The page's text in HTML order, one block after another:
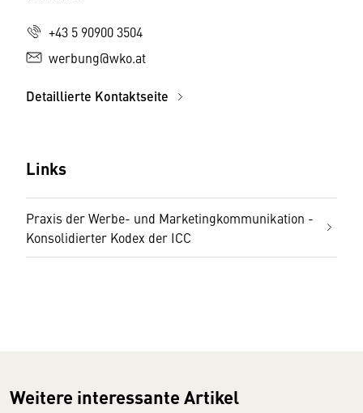
+43 5 90900 3504
werbung@wko.at
Detaillierte Kontaktseite
Links
Praxis der Werbe- und Marketingkommunikation -
Konsolidierter Kodex der ICC
Weitere interessante Artikel